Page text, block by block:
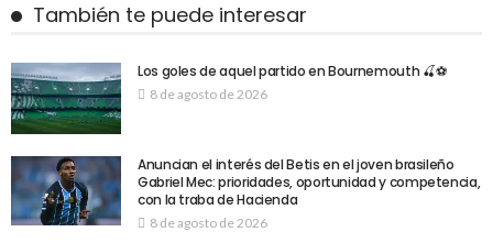
También te puede interesar
Los goles de aquel partido en Bournemouth 🍒⚽
8 de agosto de 2026
Anuncian el interés del Betis en el joven brasileño
Gabriel Mec: prioridades, oportunidad y competencia,
con la traba de Hacienda
8 de agosto de 2026